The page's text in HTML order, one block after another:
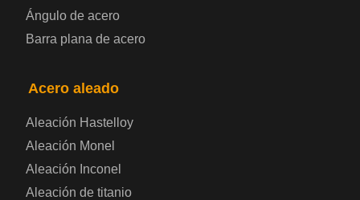
Placa de acero laminado en frío
Placa de acero eléctrica
Placa de acero para cilindros de gas
Ángulo de acero
Barra plana de acero
Acero aleado
Aleación Hastelloy
Aleación Monel
Aleación Inconel
Aleación de titanio